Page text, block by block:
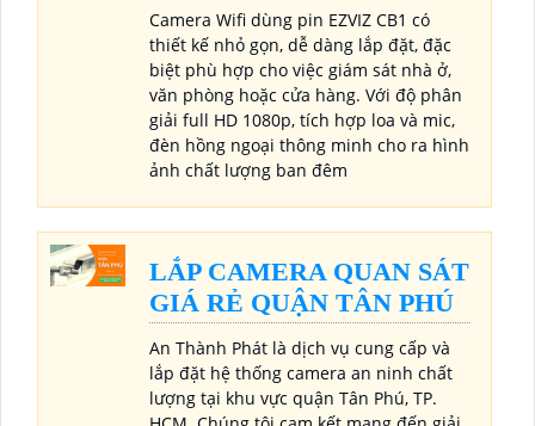
Camera Wifi dùng pin EZVIZ CB1 có
thiết kế nhỏ gọn, dễ dàng lắp đặt, đặc
biệt phù hợp cho việc giám sát nhà ở,
văn phòng hoặc cửa hàng. Với độ phân
giải full HD 1080p, tích hợp loa và mic,
đèn hồng ngoại thông minh cho ra hình
ảnh chất lượng ban đêm
LẮP CAMERA QUAN SÁT
GIÁ RẺ QUẬN TÂN PHÚ
An Thành Phát là dịch vụ cung cấp và
lắp đặt hệ thống camera an ninh chất
lượng tại khu vực quận Tân Phú, TP.